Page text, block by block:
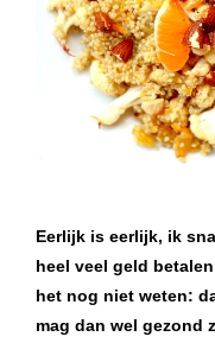
Eerlijk is eerlijk, ik
heel veel geld
het nog niet weten:
mag dan wel gezond